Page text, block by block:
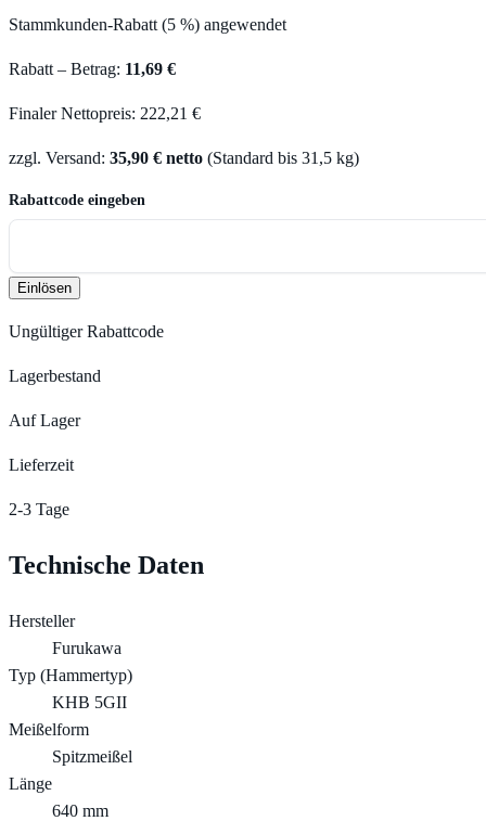
Stammkunden-Rabatt (5 %) angewendet
Rabatt – Betrag: 11,69 €
Finaler Nettopreis: 222,21 €
zzgl. Versand: 35,90 € netto (Standard bis 31,5 kg)
Rabattcode eingeben
Einlösen
Ungültiger Rabattcode
Lagerbestand
Auf Lager
Lieferzeit
2-3 Tage
Technische Daten
Hersteller
Furukawa
Typ (Hammertyp)
KHB 5GII
Meißelform
Spitzmeißel
Länge
640 mm